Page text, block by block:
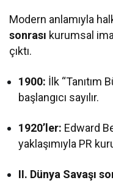
Modern anlamıyla
sonrası kurumsal
çıktı.
1900: İlk “Tanıtım
başlangıcı sayılır.
1920’ler: Edward
yaklaşımıyla PR
II. Dünya Savaşı